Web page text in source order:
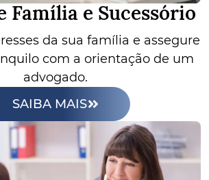
Família e Sucessório
da sua família e assegure
com a orientação de um
advogado.
SAIBA MAIS